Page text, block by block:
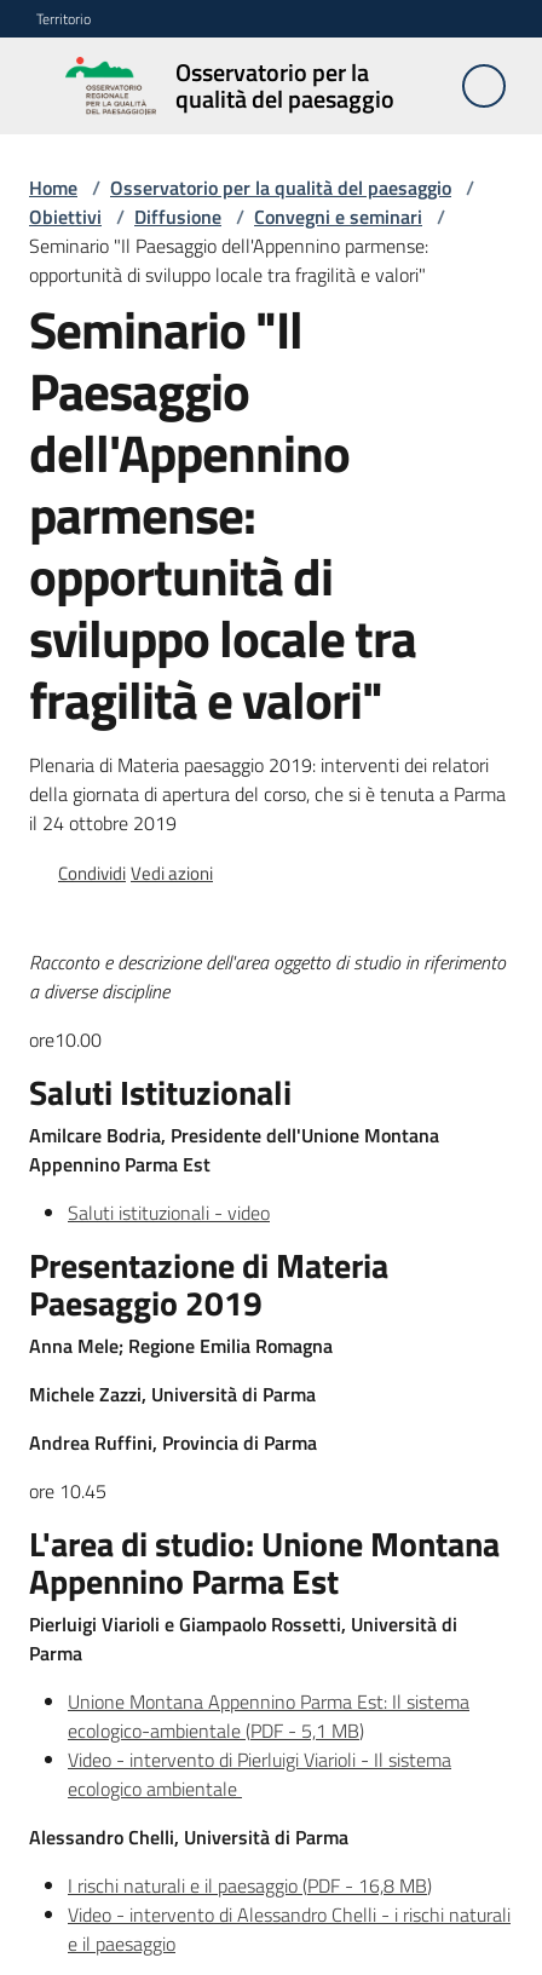
Vai al contenuto
Vai alla navigazione
Vai al footer
Territorio
Osservatorio per la
qualità del paesaggio
Osservatorio
per la
paesaggio
Cos'è
l'Osservatorio
Obiettivi
Pubblicazioni
e
multimedia
Banca
dati
autorizzazioni
paesaggistiche
Norme
e
atti
su
Territorio
Argomenti
Novità
Piani Programmi
Progetti
Home / Osservatorio per la qualità del paesaggio /
Obiettivi / Diffusione / Convegni e seminari /
Seminario "Il Paesaggio dell'Appennino parmense:
opportunità di sviluppo locale tra fragilità e valori"
Seminario "Il
Paesaggio
dell'Appennino
parmense:
opportunità di
sviluppo locale tra
fragilità e valori"
Plenaria di Materia paesaggio 2019: interventi dei relatori
della giornata di apertura del corso, che si è tenuta a Parma
il 24 ottobre 2019
CondividiVedi azioni
Racconto e descrizione dell'area oggetto di studio in riferimento
a diverse discipline
ore10.00
Saluti Istituzionali
Amilcare Bodria, Presidente dell'Unione Montana
Appennino Parma Est
Saluti istituzionali - video
Presentazione di Materia
Paesaggio 2019
Anna Mele; Regione Emilia Romagna
Michele Zazzi, Università di Parma
Andrea Ruffini, Provincia di Parma
ore 10.45
L'area di studio: Unione Montana
Appennino Parma Est
Pierluigi Viarioli e Giampaolo Rossetti, Università di
Parma
Unione Montana Appennino Parma Est: Il sistema
ecologico-ambientale(PDF - 5,1 MB)
Video - intervento di Pierluigi Viarioli - Il sistema
ecologico ambientale
Alessandro Chelli, Università di Parma
I rischi naturali e il paesaggio(PDF - 16,8 MB)
Video - intervento di Alessandro Chelli - i rischi naturali
e il paesaggio